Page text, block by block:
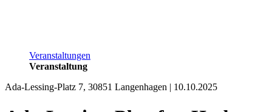
Veranstaltungen
Veranstaltung
Ada-Lessing-Platz 7, 30851 Langenhagen | 10.10.2025